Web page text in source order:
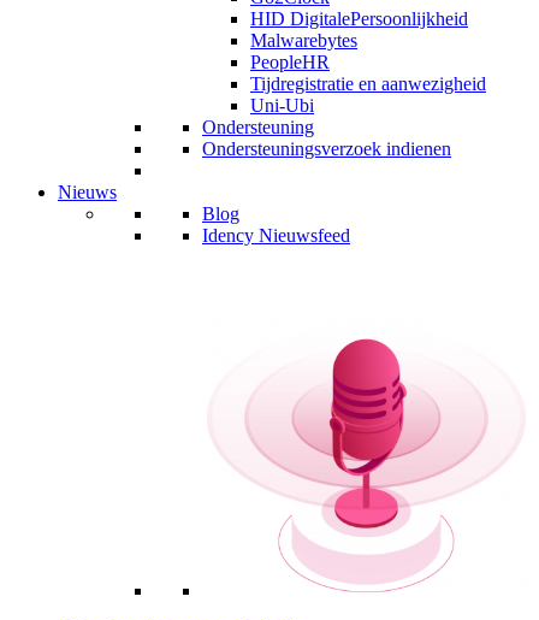
HID DigitalePersoonlijkheid
Malwarebytes
PeopleHR
Tijdregistratie en aanwezigheid
Uni-Ubi
Ondersteuning
Ondersteuningsverzoek indienen
Nieuws
Blog
Idency Nieuwsfeed